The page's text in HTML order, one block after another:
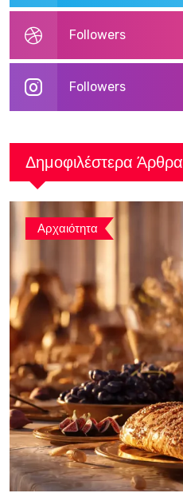
Followers
Followers
Δημοφιλέστερα Άρθρα
Αρχαιότητα